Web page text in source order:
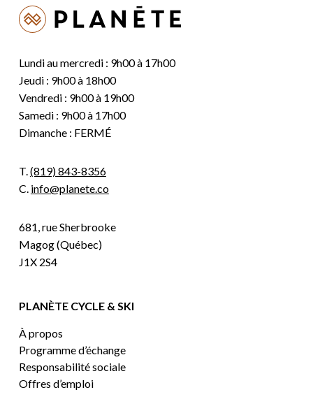
Lundi au mercredi : 9h00 à 17h00
Jeudi : 9h00 à 18h00
Vendredi : 9h00 à 19h00
Samedi : 9h00 à 17h00
Dimanche : FERMÉ
T.(819) 843-8356
C. info@planete.co
681, rue Sherbrooke
Magog (Québec)
J1X 2S4
PLANÈTE CYCLE & SKI
À propos
Programme d’échange
Responsabilité sociale
Offres d’emploi